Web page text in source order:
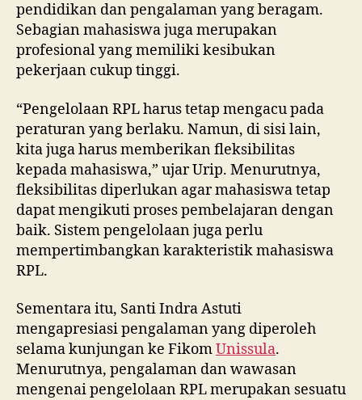
pendidikan dan pengalaman yang beragam.
Sebagian mahasiswa juga merupakan
profesional yang memiliki kesibukan
pekerjaan cukup tinggi.
“Pengelolaan RPL harus tetap mengacu pada
peraturan yang berlaku. Namun, di sisi lain,
kita juga harus memberikan fleksibilitas
kepada mahasiswa,” ujar Urip. Menurutnya,
fleksibilitas diperlukan agar mahasiswa tetap
dapat mengikuti proses pembelajaran dengan
baik. Sistem pengelolaan juga perlu
mempertimbangkan karakteristik mahasiswa
RPL.
Sementara itu, Santi Indra Astuti
mengapresiasi pengalaman yang diperoleh
selama kunjungan ke FikomUnissula.
Menurutnya, pengalaman dan wawasan
mengenai pengelolaan RPL merupakan sesuatu